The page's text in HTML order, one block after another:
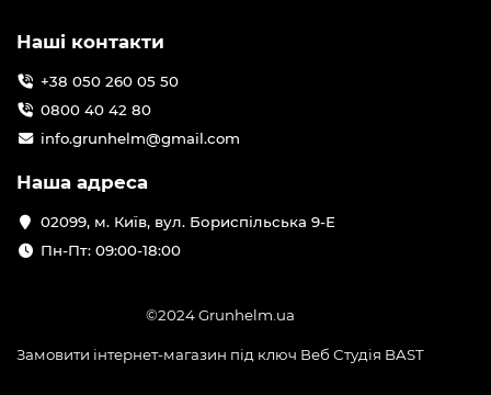
Наші контакти
+38 050 260 05 50
0800 40 42 80
info.grunhelm@gmail.com
Наша адреса
02099, м. Київ, вул. Бориспільська 9-Е
Пн-Пт: 09:00-18:00
©2024 Grunhelm.ua
Замовити інтернет-магазин під ключ Веб Студія BAST